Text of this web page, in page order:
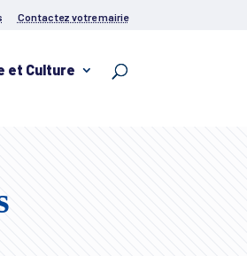
Contactez votre mairie
et Culture